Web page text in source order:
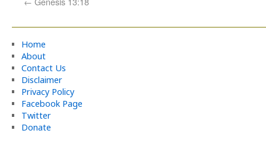
Home
About
Contact Us
Disclaimer
Privacy Policy
Facebook Page
Twitter
Donate